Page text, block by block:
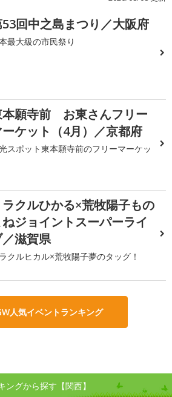
回中之島まつり／大阪府
最大級の市民祭り
本願寺前 お東さんフリー
ーケット（4月）／京都府
スポット東本願寺前のフリーマーケッ
ラクルひかる×荒牧陽子もの
ねジョイントスーパーライ
滋賀県
クルヒカル×荒牧陽子夢のタッグ！
人気イベントランキング
ングから探す【関西】